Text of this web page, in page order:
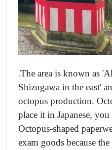
.The area is known as
Shizugawa in the east'
octopus production.
place it in Japanese,
Octopus-shaped
exam goods because